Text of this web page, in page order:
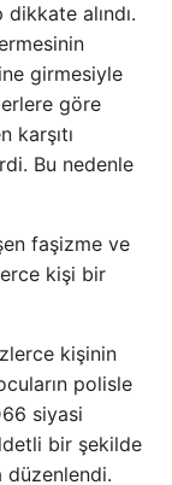
alındı.
girmesiyle
göre
karşıtı
Bu nedenle
faşizme ve
kişi bir
kişinin
polisle
siyasi
bir şekilde
düzenlendi.